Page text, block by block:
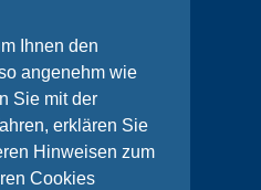
Ihnen den
angenehm wie
Sie mit der
erklären Sie
Hinweisen zum
Cookies
2026